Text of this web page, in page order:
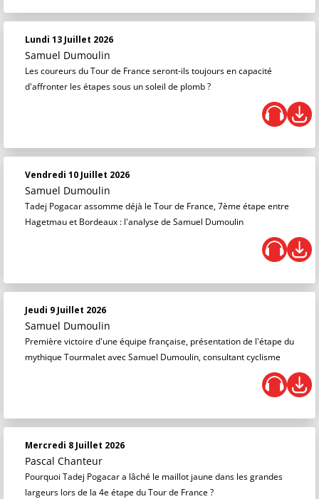
Lundi 13 Juillet 2026
Samuel Dumoulin
Les coureurs du Tour de France seront-ils toujours en capacité
d'affronter les étapes sous un soleil de plomb ?
Vendredi 10 Juillet 2026
Samuel Dumoulin
Tadej Pogacar assomme déjà le Tour de France, 7ème étape entre
Hagetmau et Bordeaux : l'analyse de Samuel Dumoulin
Jeudi 9 Juillet 2026
Samuel Dumoulin
Première victoire d'une équipe française, présentation de l'étape du
mythique Tourmalet avec Samuel Dumoulin, consultant cyclisme
Mercredi 8 Juillet 2026
Pascal Chanteur
Pourquoi Tadej Pogacar a lâché le maillot jaune dans les grandes
largeurs lors de la 4e étape du Tour de France ?